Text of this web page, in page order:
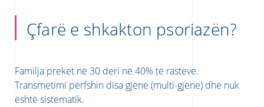
Çfarë e shkakton psoriazën?
Familja preket në 30 deri në 40% të rasteve.
Transmetimi përfshin disa gjene (multi-gjene) dhe nuk
është sistematik.